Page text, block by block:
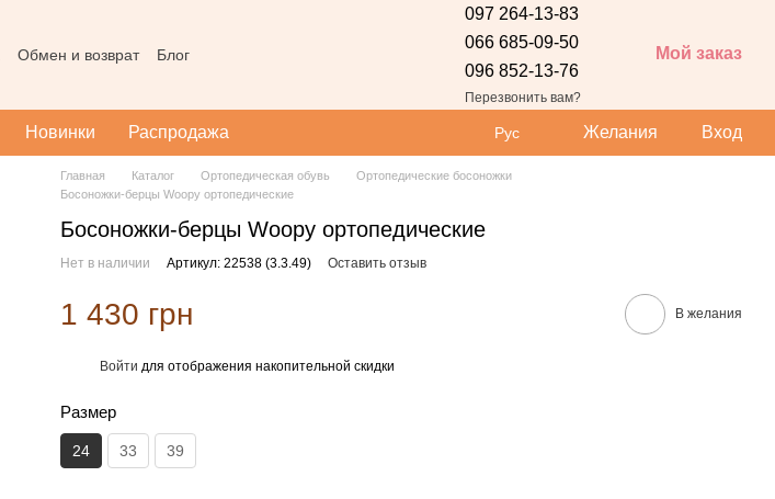
Обмен и возврат
Блог
097 264-13-83
066 685-09-50
096 852-13-76
Перезвонить вам?
Мой заказ
Новинки Распродажа Рус Желания Вход
Главная Каталог Ортопедическая обувь
Ортопедические босоножки
Босоножки-берцы Woopy ортопедические
Босоножки-берцы Woopy ортопедические
Нет в наличии Артикул: 22538 (3.3.49) Оставить отзыв
1 430 грн В желания
Войти для отображения накопительной скидки
Размер
24 33 39